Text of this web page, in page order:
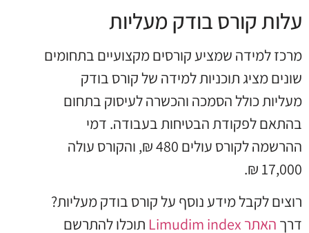
עלות קורס בודק מעליות
מרכז למידה שמציע קורסים מקצועיים בתחומים
שונים מציג תוכניות למידה של קורס בודק
מעליות כולל הסמכה והכשרה לעיסוק בתחום
בהתאם לפקודת הבטיחות בעבודה. דמי
ההרשמה לקורס עולים 480 ₪, והקורס עולה
17,000 ₪.
רוצים לקבל מידע נוסף על קורס בודק מעליות?
דרך האתר Limudim index
תוכלו להתרשם